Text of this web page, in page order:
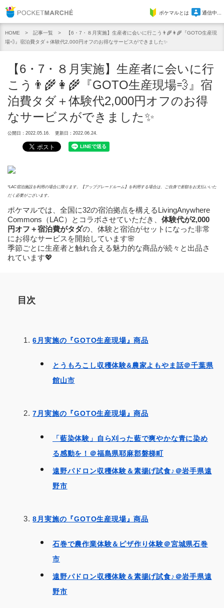
Pocket Marcheポケマルとは 通信中...
HOME 記事一覧
【6・7・８月実施】生産者に会いに行こう👨‍🌾👩‍🌾『GOTO生産現
場💨』宿泊費タダ＋体験代2,000円オフのお得なサービスができました✨
【6・7・８月実施】生産者に会いに行
こう👨‍🌾👩‍🌾『GOTO生産現場💨』宿
泊費タダ＋体験代2,000円オフのお得
なサービスができました✨
公開日：2022.05.16. 更新日：2022.06.24.
*LAC宿泊施設を利用の場合に限ります。【アップグレードルーム】を利用する場合は、ご自身で差額をお支払いいた
だく必要がございます。
ポケマルでは、全国に32の宿泊拠点を構えるLivingAnywhere
Commons（LAC）とコラボさせていただき、 体験代が2,000
円オフ＋宿泊費がタダの、体験と宿泊がセットになった非常
にお得なサービスを開始しています🌸
季節ごとに生産者と触れ合える魅力的な商品が続々と出品さ
れています💖
目次
6月実施の『GOTO生産現場』商品
とうもろこし収穫体験&農家よもやま話＠千葉県
館山市
7月実施の『GOTO生産現場』商品
「藍染体験」自ら刈った藍で爽やかな青に染め
る感動を！＠福島県耶麻郡磐梯町
遠野パドロン収穫体験＆素揚げ試食♪＠岩手県遠
野市
8月実施の『GOTO生産現場』商品
石巻で農作業体験＆ピザ作り体験＠宮城県石巻
市
遠野パドロン収穫体験＆素揚げ試食♪＠岩手県遠
野市